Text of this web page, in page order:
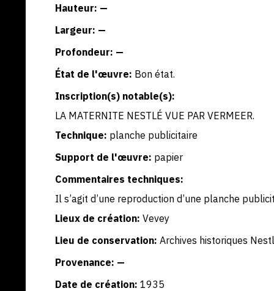
Hauteur: —
Largeur: —
Profondeur: —
État de l'œuvre: Bon état.
Inscription(s) notable(s):
LA MATERNITE NESTLÉ VUE PAR VERMEER.
Technique: planche publicitaire
Support de l'œuvre: papier
Commentaires techniques:
Il s’agit d’une reproduction d’une planche
Lieux de création: Vevey
Lieu de conservation: Archives historiques
Provenance: —
Date de création: 1935